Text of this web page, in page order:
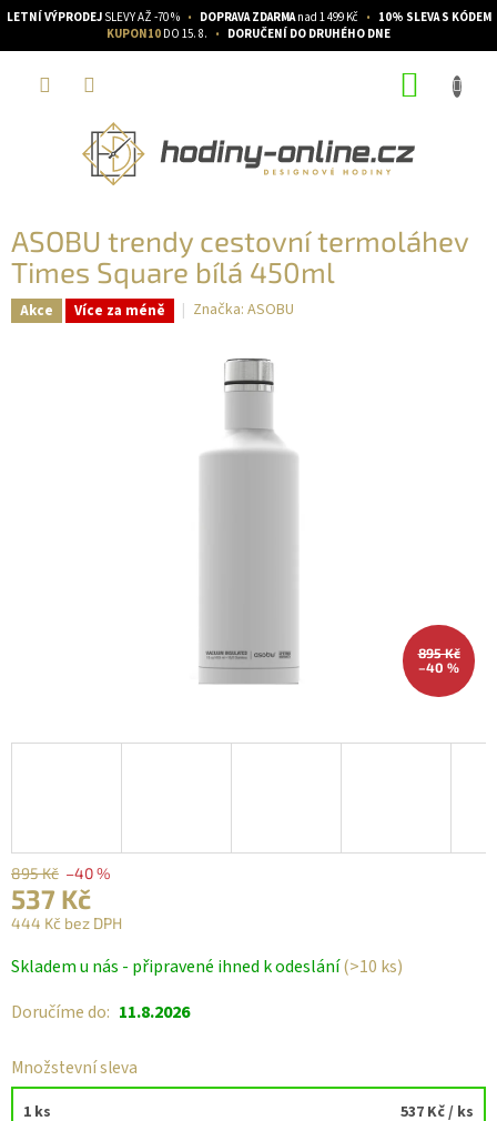
LETNÍ VÝPRODEJSLEVY AŽ -70 % • DOPRAVA ZDARMAnad 1 499 Kč • 10% SLEVA S KÓDEM
KUPON10 DO 15. 8. • DORUČENÍ DO DRUHÉHO DNE
ASOBU trendy cestovní termoláhev
Times Square bílá 450ml
Akce Více za méně Značka: ASOBU
895 Kč
–40 %
895 Kč –40 %
537 Kč
444 Kč bez DPH
cena:
Skladem u nás - připravené ihned k odeslání(>10 ks)
Doručíme do: 11.8.2026
Množstevní sleva
1 ks 537 Kč/ ks